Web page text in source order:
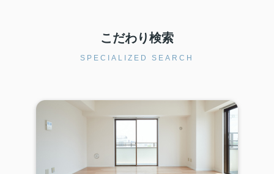
こだわり検索
SPECIALIZED SEARCH